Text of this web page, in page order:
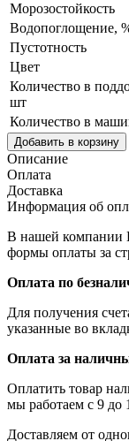
Морозостойкость
Водопоглощение,
Пустотность
Цвет
Количество в
шт
Количество в
Добавить в корзину
Описание
Оплата
Доставка
Информация об
В нашей компании
формы оплаты за
Оплата по
Для получения
указанные во
Оплата за
Оплатить товар
мы работаем с 9 до
Доставляем от